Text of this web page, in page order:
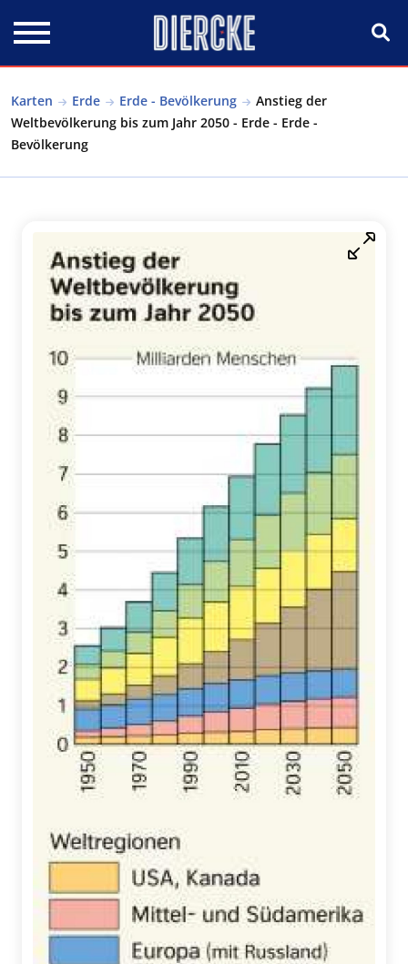
Karten Erde Erde - Bevölkerung
Anstieg der
Weltbevölkerung bis zum Jahr 2050 - Erde - Erde -
Bevölkerung